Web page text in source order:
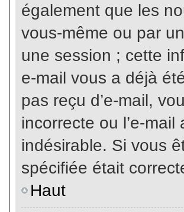
également que les
vous-même ou par
une session ; cette
e-mail vous a déjà
pas reçu d’e-mail,
incorrecte ou l’e-
indésirable. Si vous
spécifiée était
Haut